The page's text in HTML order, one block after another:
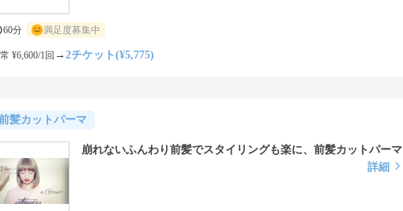
60分 満足度募集中
¥6,600/1回 → 2チケット(¥5,775)
髪カットパーマ
崩れないふんわり前髪でスタイリングも楽に、前髪カットパーマ
詳細